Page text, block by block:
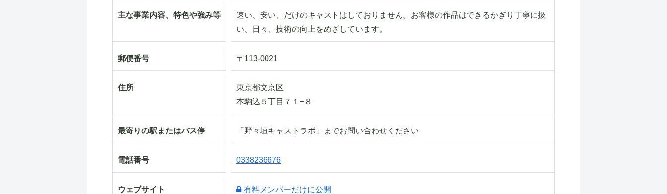
主な事業内容、特色や強み等
速い、安い、だけのキャストはしておりません。お客様の作品はできるかぎり丁寧に扱
い、日々、技術の向上をめざしています。
郵便番号 〒113-0021
住所
東京都文京区
本駒込５丁目７１−８
最寄りの駅またはバス停 「野々垣キャストラボ」までお問い合わせください
電話番号 0338236676
ウェブサイト 有料メンバーだけに公開